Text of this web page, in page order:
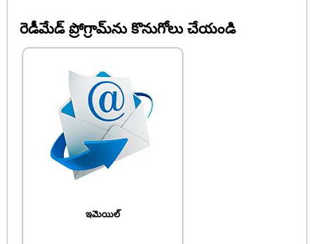
రెడీమేడ్ ప్రోగ్రామ్‌ను కొనుగోలు చేయండి
ఇమెయిల్